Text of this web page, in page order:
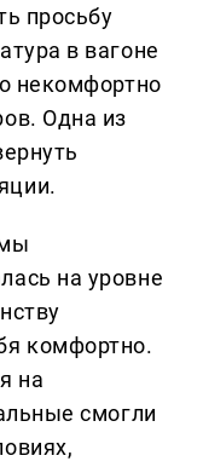
просьбу
в вагоне
некомфортно
Одна из
на уровне
комфортно.
на
смогли